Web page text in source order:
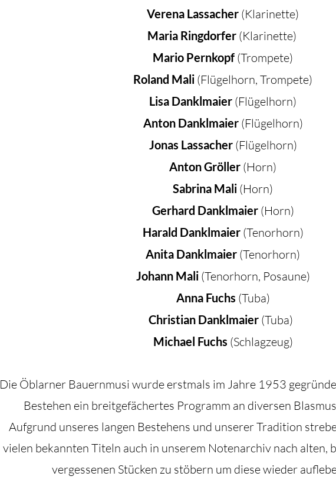
Verena Lassacher (Klarinette)
Maria Ringdorfer (Klarinette)
Mario Pernkopf (Trompete)
Roland Mali (Flügelhorn, Trompete)
Lisa Danklmaier (Flügelhorn)
Anton Danklmaier (Flügelhorn)
Jonas Lassacher (Flügelhorn)
Anton Gröller (Horn)
Sabrina Mali (Horn)
Gerhard Danklmaier(Horn)
Harald Danklmaier (Tenorhorn)
Anita Danklmaier (Tenorhorn)
Johann Mali(Tenorhorn, Posaune)
Anna Fuchs (Tuba)
Christian Danklmaier(Tuba)
Michael Fuchs (Schlagzeug)
Die Öblarner Bauernmusi wurde erstmals im Jahre 1953
Bestehen ein breitgefächertes Programm an diversen
Aufgrund unseres langen Bestehens und unserer Tradition
vielen bekannten Titeln auch in unserem Notenarchiv nach alten,
vergessenen Stücken zu stöbern um diese wieder